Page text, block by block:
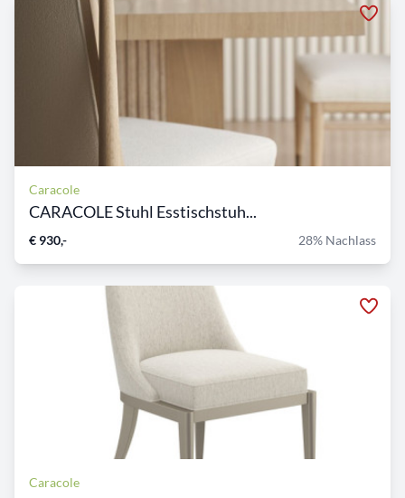
Caracole
CARACOLE Stuhl Esstischstuh...
€ 930,- 28% Nachlass
Caracole